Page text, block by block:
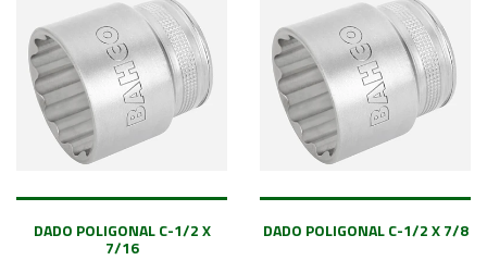
DADO POLIGONAL C-1/2 X
7/16
DADO POLIGONAL C-1/2 X 7/8